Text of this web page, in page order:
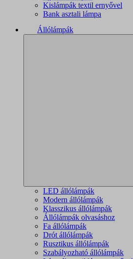
Kislámpák textil ernyővel
Bank asztali lámpa
Állólámpák
LED állólámpák
Modern állólámpák
Klasszikus állólámpák
Állólámpák olvasáshoz
Fa állólámpák
Drót állólámpák
Rusztikus állólámpák
Szabályozható állólámpák